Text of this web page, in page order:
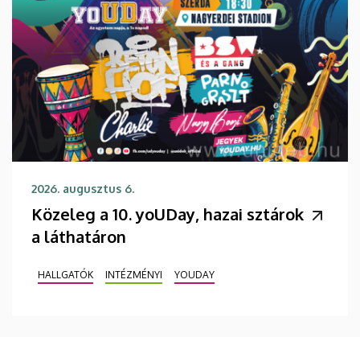
2026. augusztus 6.
Közeleg a 10. yoUDay, hazai sztárok
a láthatáron
HALLGATÓK INTÉZMÉNYI YOUDAY